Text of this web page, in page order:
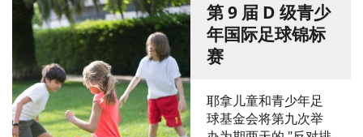
第 9 届 D 级青少
年国际足球锦标
赛
耶拿儿童和青少年足
球基金会将第九次举